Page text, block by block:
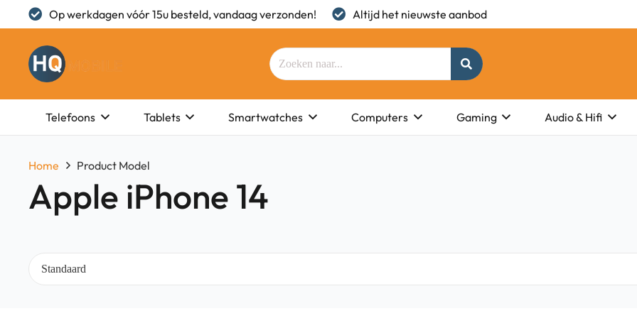
Op werkdagen vóór 15u besteld, vandaag verzonden! Altijd het nieuwste aanbod
Telefoons
Tablets Smartwatches Computers Gaming Audio & Hifi
Home Product Model
Apple iPhone 14